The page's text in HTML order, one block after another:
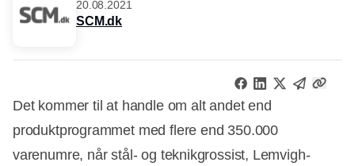
20.08.2021
SCM.dk
Det kommer til at handle om alt andet end
produktprogrammet med flere end 350.000
varenumre, når stål- og teknikgrossist, Lemvigh-